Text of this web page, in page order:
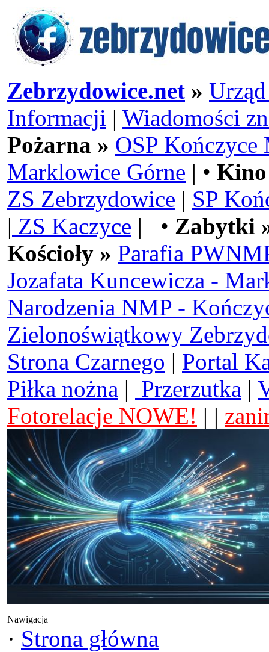
Zebrzydowice.net »
Informacji | Wiadomości
Pożarna » OSP Kończyce
Marklowice Górne | •
ZS Zebrzydowice | SP
| ZS Kaczyce | • Zabytki
Kościoły » Parafia
Jozafata Kuncewicza -
Narodzenia NMP -
Zielonoświątkowy
Strona Czarnego | Portal
Piłka nożna | Przerzutka |
Fotorelacje NOWE! | |
Nawigacja
· Strona główna